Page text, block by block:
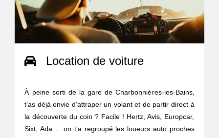
Location de voiture
À peine sorti de la gare de Charbonnières-les-Bains,
t’as déjà envie d’attraper un volant et de partir direct à
la découverte du coin ? Facile ! Hertz, Avis, Europcar,
Sixt, Ada ... on t’a regroupé les loueurs auto proches